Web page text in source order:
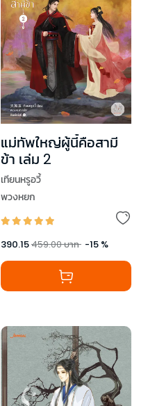
แม่ทัพใหญ่ผู้นี้คือสามี
ข้า เล่ม 2
เทียนหรูอวี้
พวงหยก
390.15459.00บาท -15 %